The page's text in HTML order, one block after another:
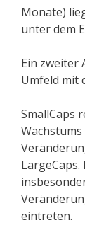
Monate)
unter dem
Ein zweiter
Umfeld mit
SmallCaps
LargeCaps.
eintreten.